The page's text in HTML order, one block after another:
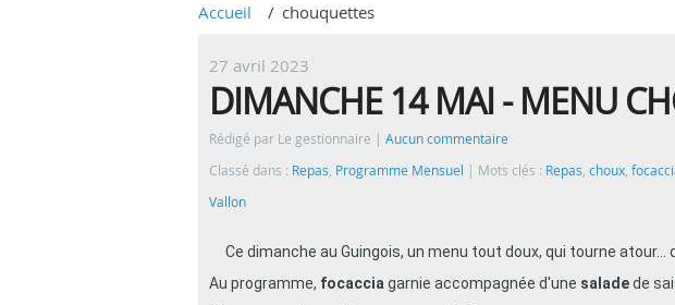
Accueil chouquettes
27 avril 2023
DIMANCHE 14 MAI - MENU
Rédigé par Le gestionnaire
Aucun commentaire
Classé dans : Repas, Programme Mensuel Mots clés : Repas, choux,
Vallon
Ce dimanche au Guingois, un menu tout doux, qui tourne atour...
Au programme, focaccia garnie accompagnée d'une saladede